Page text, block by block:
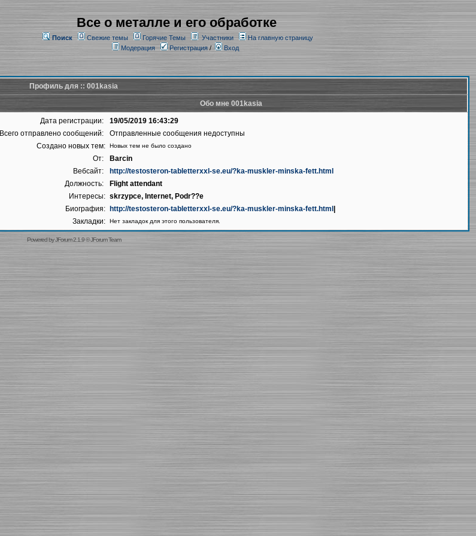
Все о металле и его обработке
Поиск Свежие темы Горячие Темы Участники
На главную страницу
Модерация
Регистрация/ Вход
Профиль для :: 001kasia
Обо мне 001kasia
Дата регистрации:
19/05/2019 16:43:29
Всего отправлено сообщений:
Отправленные сообщения недоступны
Создано новых тем:
Новых тем не было создано
От:
Barcin
Вебсайт:
http://testosteron-tabletterxxl-se.eu/?ka-muskler-minska-fett.html
Должность:
Flight attendant
Интересы: skrzypce, Internet, Podr??e
Биография:
http://testosteron-tabletterxxl-se.eu/?ka-muskler-minska-fett.html
Закладки:
Нет закладок для этого пользователя.
Powered byJForum 2.1.9©JForum Team